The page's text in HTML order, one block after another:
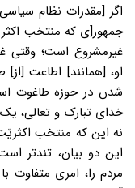
اگر [مقدرات نظام
جمهور[ی که منتخب
غیرمشروع است؛ وقتی
او، [همانند] اطاعت
شدن در حوزه طاغوت
خدای تبارک و تعالی،
نه این که منتخب
این دو بیان، تندتر
مردم را، امری متفاوت